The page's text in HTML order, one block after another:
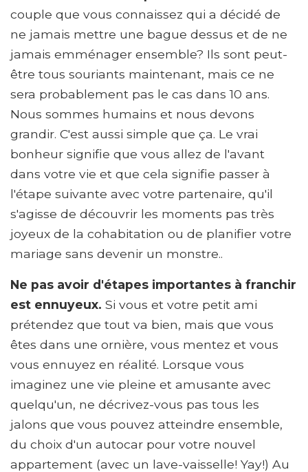
couple que vous connaissez qui a décidé de
ne jamais mettre une bague dessus et de ne
jamais emménager ensemble? Ils sont peut-
être tous souriants maintenant, mais ce ne
sera probablement pas le cas dans 10 ans.
Nous sommes humains et nous devons
grandir. C'est aussi simple que ça. Le vrai
bonheur signifie que vous allez de l'avant
dans votre vie et que cela signifie passer à
l'étape suivante avec votre partenaire, qu'il
s'agisse de découvrir les moments pas très
joyeux de la cohabitation ou de planifier votre
mariage sans devenir un monstre..
Ne pas avoir d'étapes importantes à franchir
est ennuyeux. Si vous et votre petit ami
prétendez que tout va bien, mais que vous
êtes dans une ornière, vous mentez et vous
vous ennuyez en réalité. Lorsque vous
imaginez une vie pleine et amusante avec
quelqu'un, ne décrivez-vous pas tous les
jalons que vous pouvez atteindre ensemble,
du choix d'un autocar pour votre nouvel
appartement (avec un lave-vaisselle! Yay!) Au